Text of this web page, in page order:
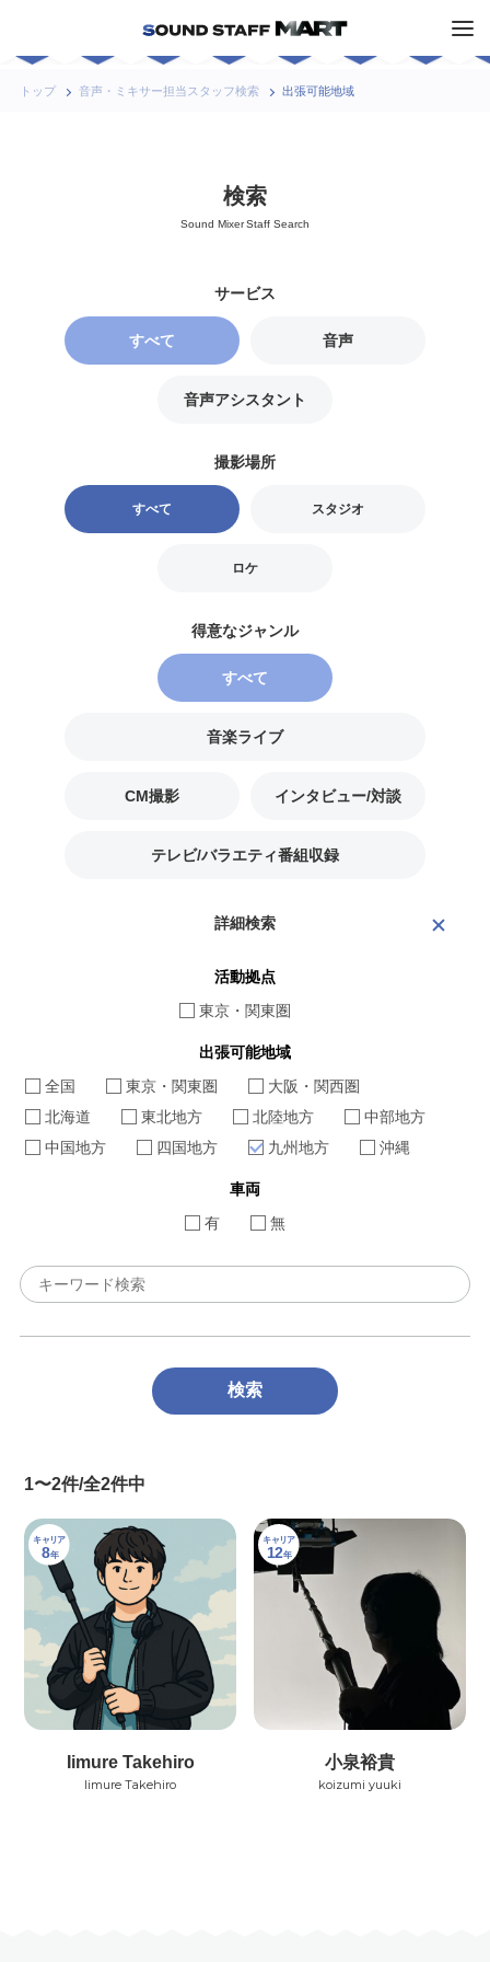
トップ 音声・ミキサー担当スタッフ検索 出張可能地域
検索
Sound Mixer Staff Search
すべて 音声
アシスタント
すべて スタジオ
ロケ
すべて
音楽ライブ
CM撮影 インタビュー/対談
テレビ/バラエティ番組収録
詳細検索
活動拠点
東京・関東圏
出張可能地域
全国
東京・関東圏
大阪・関西圏
北海道
東北地方 北陸地方
中部地方
中国地方
四国地方 九州地方 沖縄
車両
有
無
1〜2件/全2件中
キャリア
8年
Iimure Takehiro
Iimure Takehiro
キャリア
12年
小泉裕貴
koizumi yuuki